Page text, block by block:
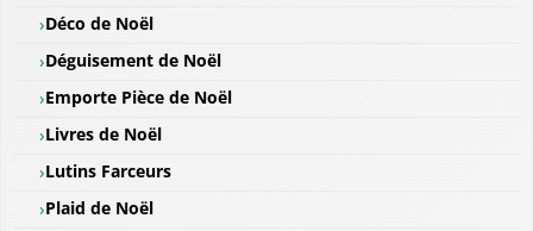
Déco de Noël
Déguisement de Noël
Emporte Pièce de Noël
Livres de Noël
Lutins Farceurs
Plaid de Noël